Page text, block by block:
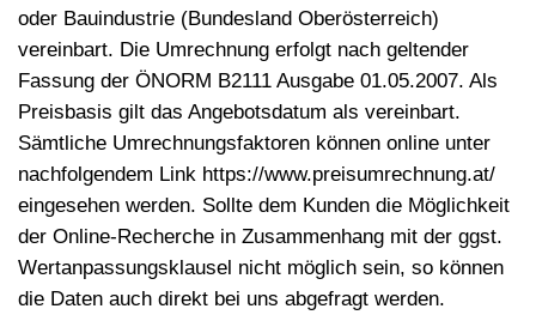
oder Bauindustrie (Bundesland Oberösterreich)
vereinbart. Die Umrechnung erfolgt nach geltender
Fassung der ÖNORM B2111 Ausgabe 01.05.2007. Als
Preisbasis gilt das Angebotsdatum als vereinbart.
Sämtliche Umrechnungsfaktoren können online unter
nachfolgendem Link https://www.preisumrechnung.at/
eingesehen werden. Sollte dem Kunden die Möglichkeit
der Online-Recherche in Zusammenhang mit der ggst.
Wertanpassungsklausel nicht möglich sein, so können
die Daten auch direkt bei uns abgefragt werden.